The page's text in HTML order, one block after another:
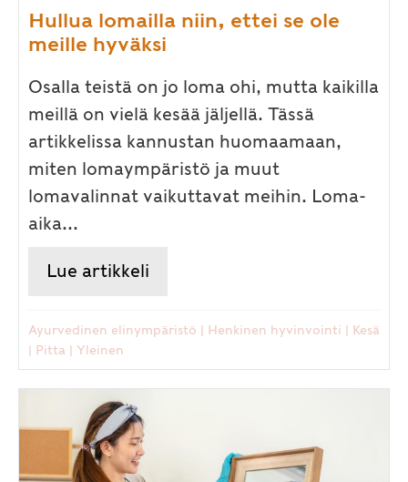
Hullua lomailla niin, ettei se ole
meille hyväksi
Osalla teistä on jo loma ohi, mutta kaikilla
meillä on vielä kesää jäljellä. Tässä
artikkelissa kannustan huomaamaan,
miten lomaympäristö ja muut
lomavalinnat vaikuttavat meihin. Loma-
aika...
Lue artikkeli
Ayurvedinen elinympäristö | Henkinen hyvinvointi | Kesä
| Pitta | Yleinen